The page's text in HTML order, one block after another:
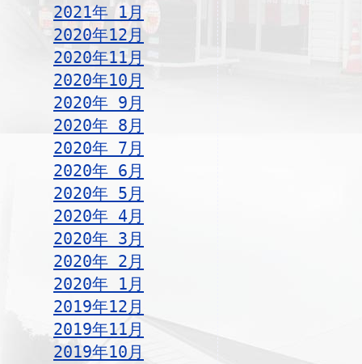
2021年 1月
2020年12月
2020年11月
2020年10月
2020年 9月
2020年 8月
2020年 7月
2020年 6月
2020年 5月
2020年 4月
2020年 3月
2020年 2月
2020年 1月
2019年12月
2019年11月
2019年10月